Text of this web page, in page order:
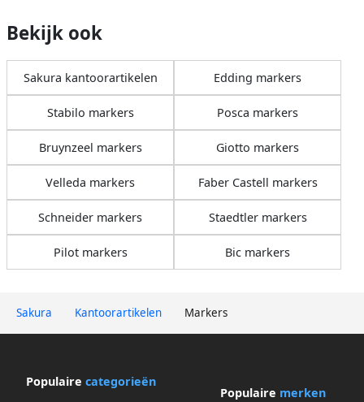
Sakura Kantoorartikelen Markers
Bekijk ook
Sakura kantoorartikelen Edding markers
Stabilo markers Posca markers
Bruynzeel markers Giotto markers
Velleda markers Faber Castell markers
Schneider markers Staedtler markers
Pilot markers Bic markers
Populaire categorieën
Populaire merken